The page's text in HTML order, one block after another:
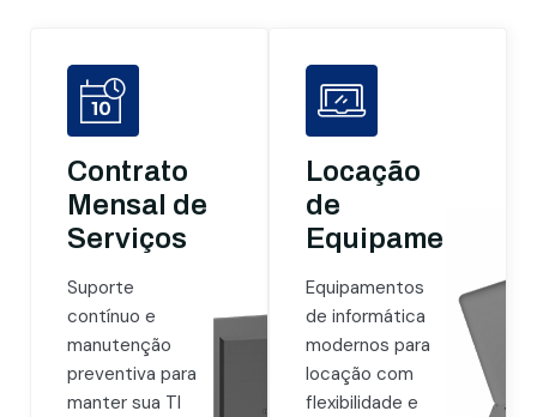
Contrato
Mensal de
Serviços
Suporte
contínuo e
manutenção
preventiva para
manter sua TI
Locação
de
Equipamentos
Equipamentos
de informática
modernos para
locação com
flexibilidade e